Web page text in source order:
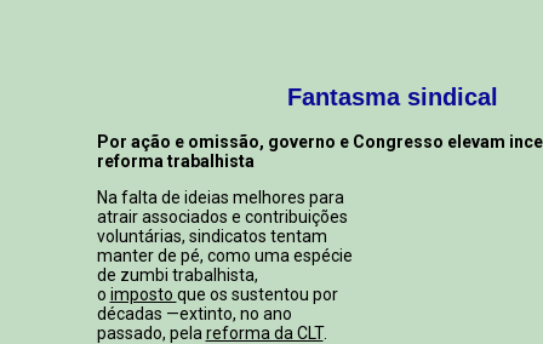
Fantasma sindical
Por ação e omissão, governo e Congresso elevam
reforma trabalhista
Na falta de ideias melhores para
atrair associados e contribuições
voluntárias, sindicatos tentam
manter de pé, como uma espécie
de zumbi trabalhista,
o imposto que os sustentou por
décadas —extinto, no ano
passado, pela reforma da CLT.